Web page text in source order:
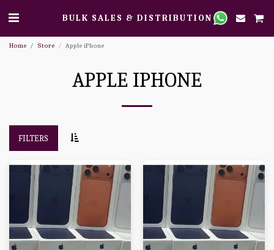
BULK SALES & DISTRIBUTION
Home Store Apple iPhone
APPLE IPHONE
FILTERS